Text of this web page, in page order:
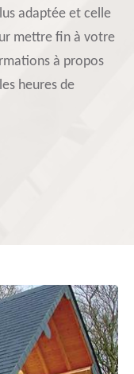
adaptée et celle
mettre fin à votre
à propos
heures de